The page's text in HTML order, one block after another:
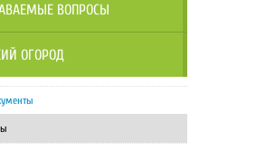
ВОПРОСЫ
ОГОРОД